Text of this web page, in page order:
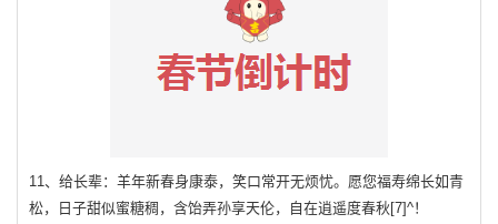
11、给长辈：羊年新春身康泰，笑口常开无烦忧。愿您福寿绵长如青
松，日子甜似蜜糖稠，含饴弄孙享天伦，自在逍遥度春秋[7]^！